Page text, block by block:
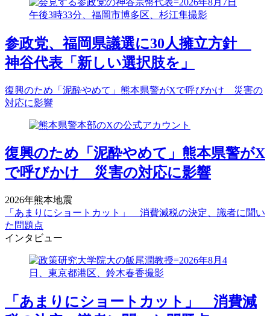
参政党、福岡県議選に30人擁立方針
神谷代表「新しい選択肢を」
復興のため「泥酔やめて」熊本県警がXで呼びかけ 災害の
対応に影響
復興のため「泥酔やめて」熊本県警がX
で呼びかけ 災害の対応に影響
2026年熊本地震
「あまりにショートカット」 消費減税の決定、識者に聞い
た問題点
インタビュー
「あまりにショートカット」 消費減